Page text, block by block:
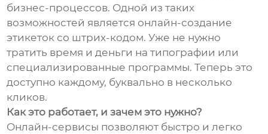
бизнес-процессов. Одной из таких
возможностей является онлайн-создание
этикеток со штрих-кодом. Уже не нужно
тратить время и деньги на типографии или
специализированные программы. Теперь это
доступно каждому, буквально в несколько
кликов.
Как это работает, и зачем это нужно?
Онлайн-сервисы позволяют быстро и легко